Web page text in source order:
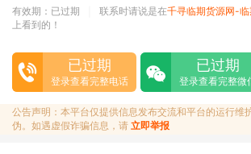
有效期：已过期 联系时请说是在千寻临期货源网-
上看到的！
已过期
登录查看完整电话
已过期
登录查看完整微
公告声明：本平台仅提供信息发布交流和平台的运行维
伪。如遇虚假诈骗信息，请 立即举报